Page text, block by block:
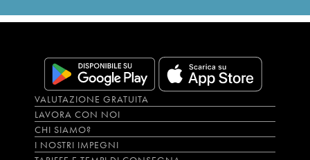
VALUTAZIONE GRATUITA
LAVORA CON NOI
CHI SIAMO?
I NOSTRI IMPEGNI